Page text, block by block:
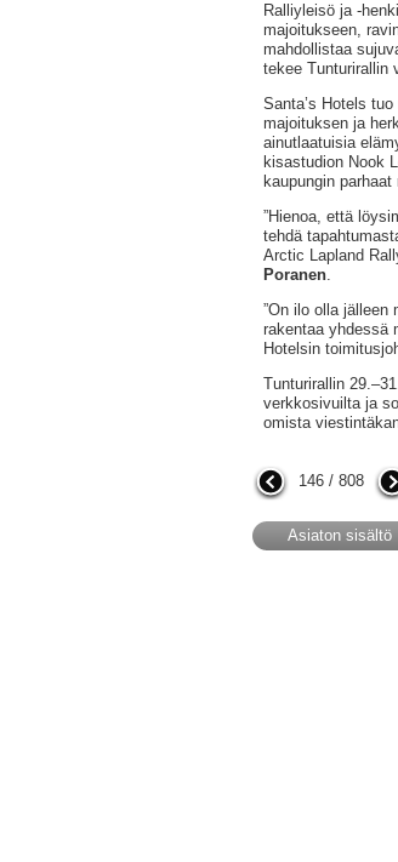
Ralliyleisö ja -
majoitukseen,
mahdollistaa
tekee Tunturirallin
Santa’s Hotels
majoituksen ja
ainutlaatuisia
kisastudion Nook
kaupungin parhaat
”Hienoa, että
tehdä
Arctic Lapland
Poranen.
”On ilo olla jälleen
rakentaa yhdessä
Hotelsin
Tunturirallin
verkkosivuilta ja
omista
146 / 808
Asiaton sisältö